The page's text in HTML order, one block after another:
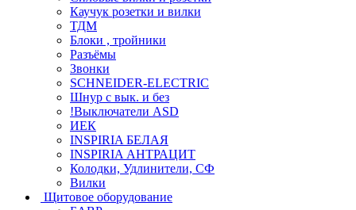
Каучук розетки и вилки
ТДМ
Блоки , тройники
Разъёмы
Звонки
SCHNEIDER-ELECTRIC
Шнур с вык. и без
!Выключатели ASD
ИЕК
INSPIRIA БЕЛАЯ
INSPIRIA АНТРАЦИТ
Колодки, Удлинители, СФ
Вилки
Щитовое оборудование